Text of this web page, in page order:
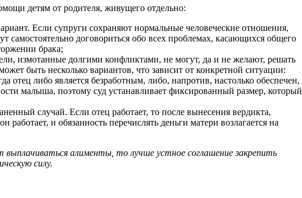
детям от родителя, живущего отдельно:
Если супруги сохраняют нормальные человеческие отношения,
самостоятельно договориться обо всех проблемах, касающихся общего
брака;
измотанные долгими конфликтами, не могут, да и не желают, решать
быть несколько вариантов, что зависит от конкретной ситуации:
отец либо является безработным, либо, напротив, настолько обеспечен,
малыша, поэтому суд устанавливает фиксированный размер, который
случай. Если отец работает, то после вынесения вердикта,
и обязанность перечислять деньги матери возлагается на
алименты, то лучше устное соглашение закрепить
силу.